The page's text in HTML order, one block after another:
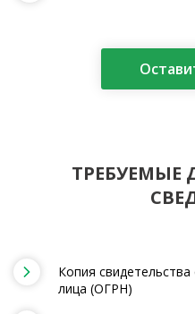
ТРЕБУЕМЫЕ
Копия
лица (ОГРН)